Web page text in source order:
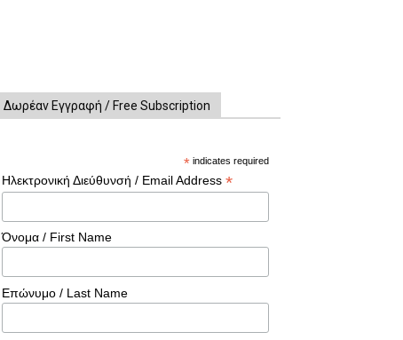
Δωρέαν Εγγραφή / Free Subscription
* indicates required
Ηλεκτρονική Διεύθυνσή / Email Address *
Όνομα / First Name
Επώνυμο / Last Name